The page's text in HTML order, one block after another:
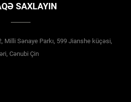
SAXLAYIN
Milli Sənaye Parkı, 599 Jianshe küçəsi,
Cənubi Çin